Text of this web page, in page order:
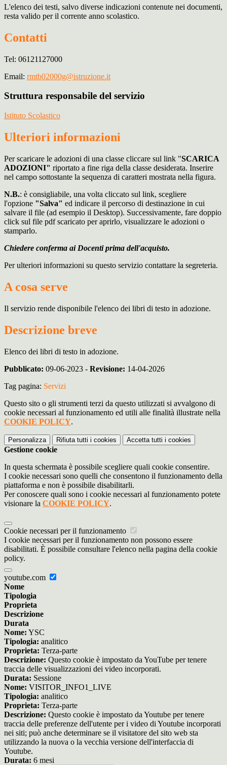
L'elenco dei testi, salvo diverse indicazioni contenute nei documenti,
resta valido per il corrente anno scolastico.
Contatti
Tel: 06121127000
Email: rmtb02000g@istruzione.it
Struttura responsabile del servizio
Istituto Scolastico
Ulteriori informazioni
Per scaricare le adozioni di una classe cliccare sul link "SCARICA
ADOZIONI" riportato a fine riga della classe desiderata. Inserire
nel campo sottostante la sequenza di caratteri mostrata nella figura.
N.B.: è consigliabile, una volta cliccato sul link, scegliere
l'opzione "Salva" ed indicare il percorso di destinazione in cui
salvare il file (ad esempio il Desktop). Successivamente, fare doppio
click sul file pdf scaricato per aprirlo, visualizzare le adozioni o
stamparlo.
Chiedere conferma ai Docenti prima dell'acquisto.
Per ulteriori informazioni su questo servizio contattare la segreteria.
A cosa serve
Il servizio rende disponibile l'elenco dei libri di testo in adozione.
Descrizione breve
Elenco dei libri di testo in adozione.
Pubblicato: 09-06-2023 - Revisione: 14-04-2026
Tag pagina: Servizi
Questo sito o gli strumenti terzi da questo utilizzati si avvalgono di
cookie necessari al funzionamento ed utili alle finalità illustrate nella
COOKIE POLICY.
Personalizza Rifiuta tutti i cookies Accetta tutti i cookies
Gestione cookie
In questa schermata è possibile scegliere quali cookie consentire.
I cookie necessari sono quelli che consentono il funzionamento della
piattaforma e non è possibile disabilitarli.
Per conoscere quali sono i cookie necessari al funzionamento potete
visionare la COOKIE POLICY.
Cookie necessari per il funzionamento
I cookie necessari per il funzionamento non possono essere
disabilitati. È possibile consultare l'elenco nella pagina della cookie
policy.
youtube.com
Nome
Tipologia
Proprieta
Descrizione
Durata
Nome: YSC
Tipologia: analitico
Proprieta: Terza-parte
Descrizione: Questo cookie è impostato da YouTube per tenere
traccia delle visualizzazioni dei video incorporati.
Durata: Sessione
Nome: VISITOR_INFO1_LIVE
Tipologia: analitico
Proprieta: Terza-parte
Descrizione: Questo cookie è impostato da Youtube per tenere
traccia delle preferenze dell'utente per i video di Youtube incorporati
nei siti; può anche determinare se il visitatore del sito web sta
utilizzando la nuova o la vecchia versione dell'interfaccia di
Youtube.
Durata: 6 mesi